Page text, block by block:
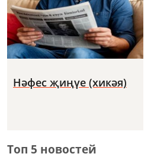
Нәфес җиңүе (хикәя)
Топ 5 новостей